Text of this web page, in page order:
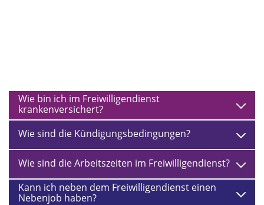
Wie bin ich im Freiwilligendienst
krankenversichert?
Wie sind die Kündigungsbedingungen?
Wie sind die Arbeitszeiten im Freiwilligendienst?
Kann ich neben dem Freiwilligendienst einen
Nebenjob haben?